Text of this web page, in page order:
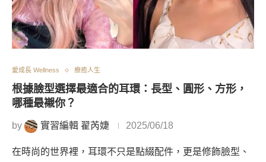
愛成長 Wellness 療癒人生
根據臉型選擇最適合的耳環：長型、圓形、方形，
哪種最襯你？
by 實習編輯 翟芮婕 2025/06/18
在時尚的世界裡，耳環不只是點綴配件，更是修飾臉型、